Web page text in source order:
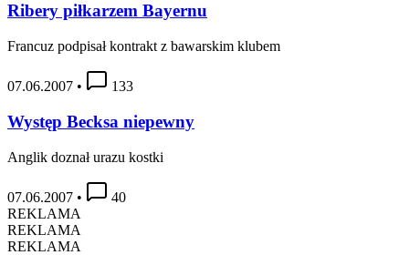
Ribery piłkarzem Bayernu
Francuz podpisał kontrakt z bawarskim klubem
07.06.2007 • 133
Występ Becksa niepewny
Anglik doznał urazu kostki
07.06.2007 •
40
REKLAMA
REKLAMA
REKLAMA